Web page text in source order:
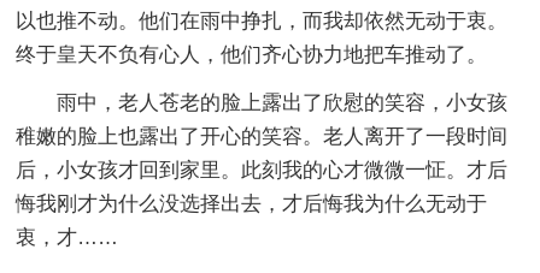
以也推不动。他们在雨中挣扎，而我却依然无动于衷。
终于皇天不负有心人，他们齐心协力地把车推动了。
雨中，老人苍老的脸上露出了欣慰的笑容，小女孩
稚嫩的脸上也露出了开心的笑容。老人离开了一段时间
后，小女孩才回到家里。此刻我的心才微微一怔。才后
悔我刚才为什么没选择出去，才后悔我为什么无动于
衷，才……